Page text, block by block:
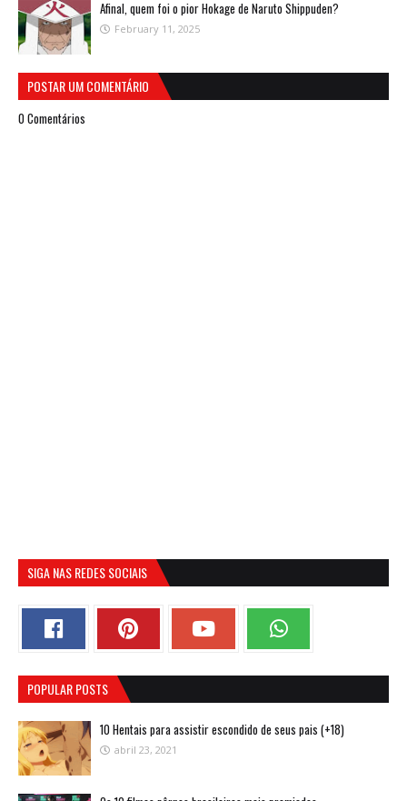
Afinal, quem foi o pior Hokage de Naruto Shippuden?
February 11, 2025
POSTAR UM COMENTÁRIO
0 Comentários
SIGA NAS REDES SOCIAIS
POPULAR POSTS
10 Hentais para assistir escondido de seus pais (+18)
abril 23, 2021